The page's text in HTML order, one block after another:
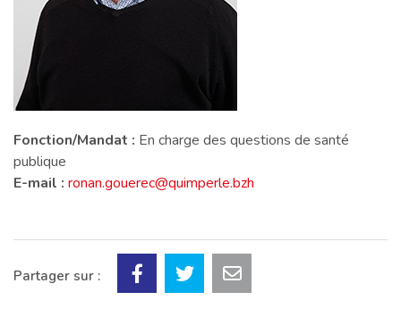
Fonction/Mandat : En charge des questions de santé
publique
E-mail : ronan.gouerec@quimperle.bzh
Partager sur :